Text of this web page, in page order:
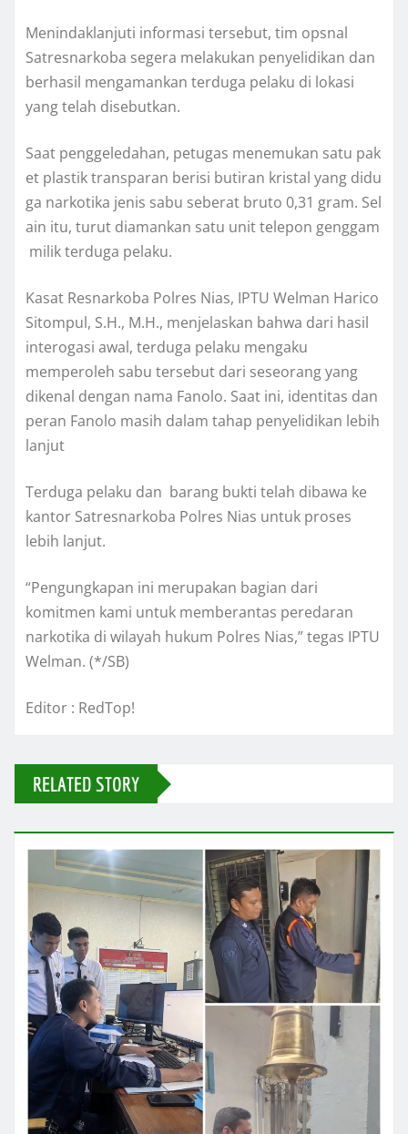
Menindaklanjuti informasi tersebut, tim opsnal
Satresnarkoba segera melakukan penyelidikan dan
berhasil mengamankan terduga pelaku di lokasi
yang telah disebutkan.
Saat penggeledahan, petugas menemukan satu pak
et plastik transparan berisi butiran kristal yang didu
ga narkotika jenis sabu seberat bruto 0,31 gram. Sel
ain itu, turut diamankan satu unit telepon genggam
milik terduga pelaku.
Kasat Resnarkoba Polres Nias, IPTU Welman Harico
Sitompul, S.H., M.H., menjelaskan bahwa dari hasil
interogasi awal, terduga pelaku mengaku
memperoleh sabu tersebut dari seseorang yang
dikenal dengan nama Fanolo. Saat ini, identitas dan
peran Fanolo masih dalam tahap penyelidikan lebih
lanjut
Terduga pelaku dan barang bukti telah dibawa ke
kantor Satresnarkoba Polres Nias untuk proses
lebih lanjut.
“Pengungkapan ini merupakan bagian dari
komitmen kami untuk memberantas peredaran
narkotika di wilayah hukum Polres Nias,” tegas IPTU
Welman. (*/SB)
Editor : RedTop!
RELATED STORY